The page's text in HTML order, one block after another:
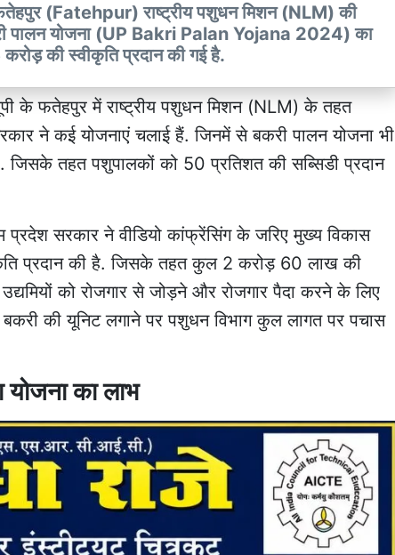
(Fatehpur) राष्ट्रीय पशुधन मिशन (NLM) की
पालन योजना (UP Bakri Palan Yojana 2024) का
की स्वीकृति प्रदान की गई है.
केफतेहपुर में राष्ट्रीय पशुधन मिशन (NLM) के तहत
ने कई योजनाएं चलाई हैं. जिनमें से बकरी पालन योजना भी
तहत पशुपालकों को 50 प्रतिशत की सब्सिडी प्रदान
सरकार ने वीडियो कांफ्रेंसिंग के जरिए मुख्य विकास
प्रदान की है. जिसके तहत कुल 2 करोड़ 60 लाख की
को रोजगार से जोड़ने और रोजगार पैदा करने के लिए
बकरी की यूनिट लगाने पर पशुधन विभाग कुल लागत पर पचास
योजना का लाभ